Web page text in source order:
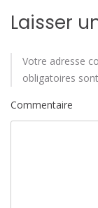
Laisser
Votre adresse
obligatoires
Commentaire